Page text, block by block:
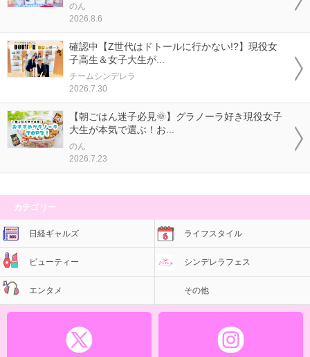
のん
2026.8.6
確認中【Z世代はドトールに行かない!?】現役女
子高生＆女子大生が...
チームシンデレラ
2026.7.30
【朝ごはん迷子必見🌞】グラノーラ好き現役女子
大生が本気で選ぶ！お...
のん
2026.7.23
カテゴリー
日経ギャルズ ライフスタイル
ビューティー シンデレラフェス
エンタメ その他